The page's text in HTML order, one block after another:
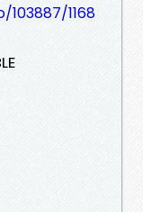
1168